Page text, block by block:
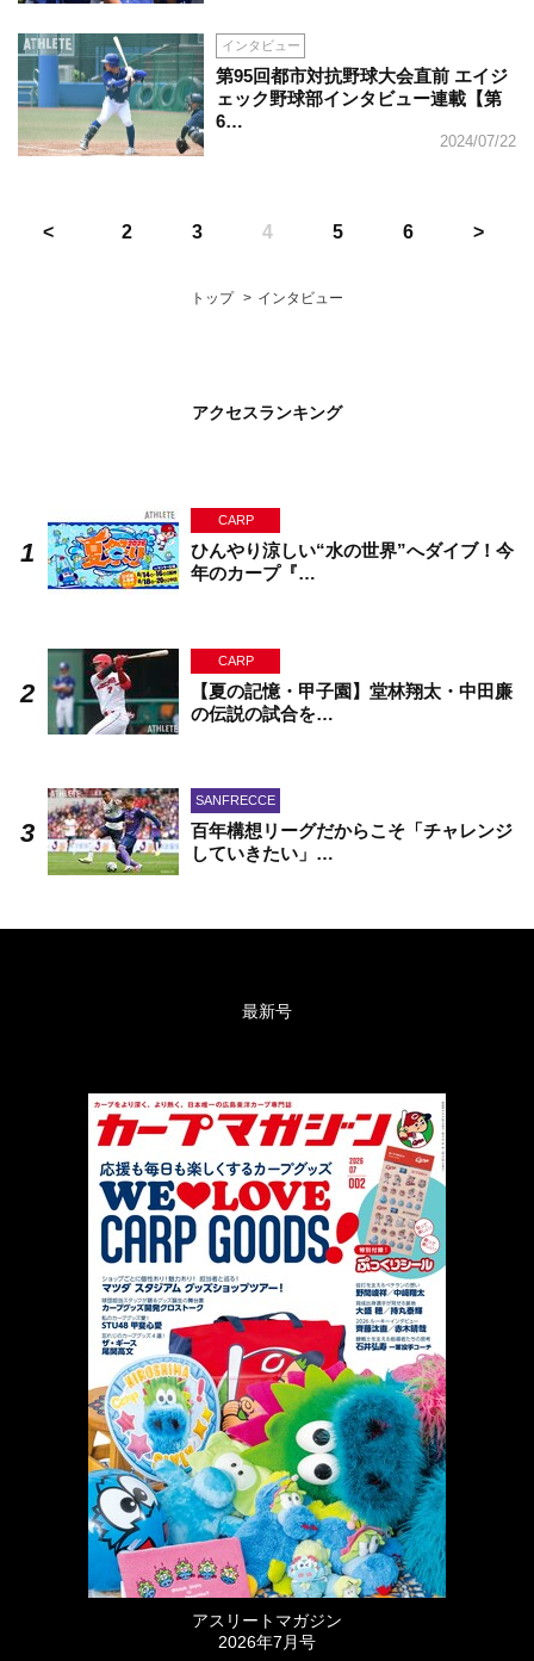
インタビュー
第95回都市対抗野球大会直前 エイジ
ェック野球部インタビュー連載【第
6…
2024/07/22
2 3 4 5 6
トップ インタビュー
アクセスランキング
CARP
ひんやり涼しい“水の世界”へダイブ！今
年のカープ『…
CARP
【夏の記憶・甲子園】堂林翔太・中田廉
の伝説の試合を…
SANFRECCE
百年構想リーグだからこそ「チャレンジ
していきたい」…
最新号
アスリートマガジン
2026年7月号